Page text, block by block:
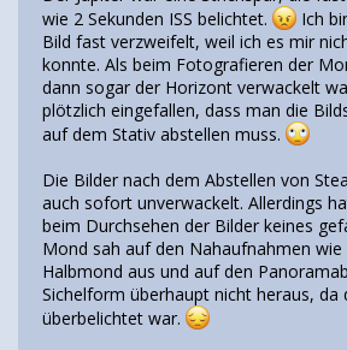
wie 2 Sekunden ISS belichtet.
Ich
Bild fast verzweifelt, weil ich es mir
konnte. Als beim Fotografieren der
dann sogar der Horizont verwackelt
plötzlich eingefallen, dass man die
auf dem Stativ abstellen muss.
Die Bilder nach dem Abstellen von
auch sofort unverwackelt. Allerdings
beim Durchsehen der Bilder keines
Mond sah auf den Nahaufnahmen
Halbmond aus und auf den
Sichelform überhaupt nicht heraus, da
überbelichtet war.